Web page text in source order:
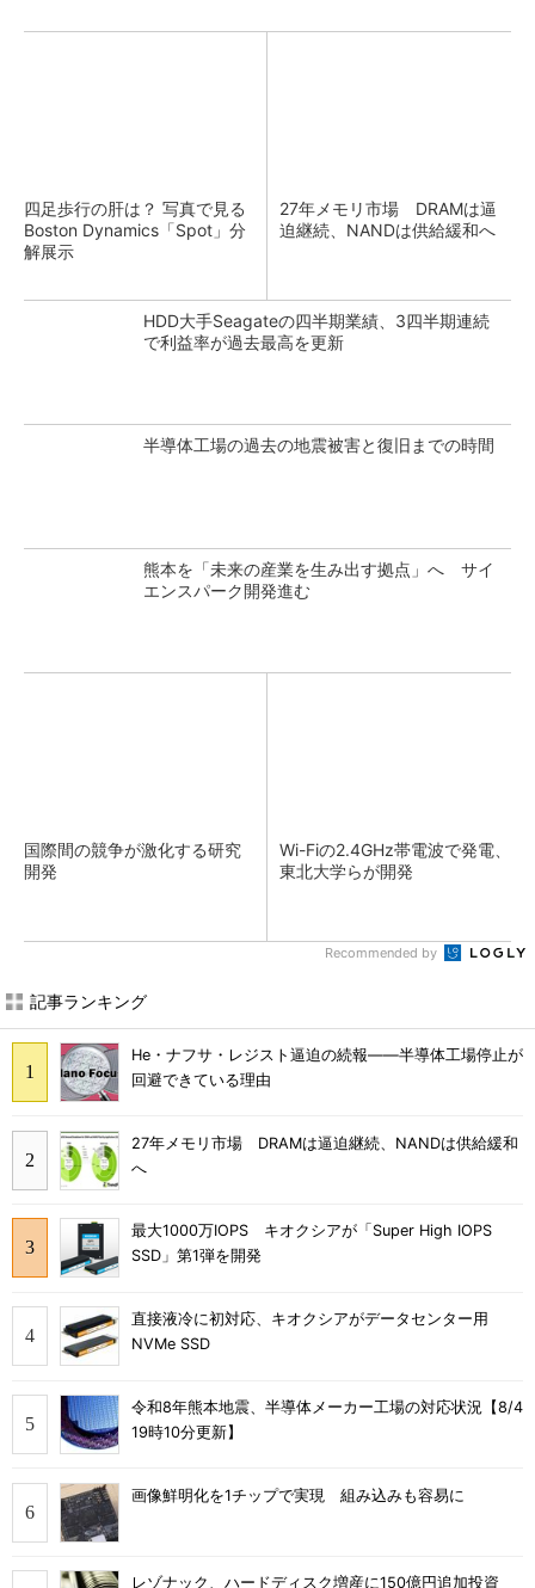
四足歩行の肝は？ 写真で見る
Boston Dynamics「Spot」分
解展示
27年メモリ市場 DRAMは逼
迫継続、NANDは供給緩和へ
HDD大手Seagateの四半期業績、3四半期連続
で利益率が過去最高を更新
半導体工場の過去の地震被害と復旧までの時間
熊本を「未来の産業を生み出す拠点」へ サイ
エンスパーク開発進む
国際間の競争が激化する研究
開発
Wi-Fiの2.4GHz帯電波で発電、
東北大学らが開発
Recommended by
記事ランキング
He・ナフサ・レジスト逼迫の続報――半導体工場停止が
回避できている理由
27年メモリ市場 DRAMは逼迫継続、NANDは供給緩和
へ
最大1000万IOPS キオクシアが「Super High IOPS
SSD」第1弾を開発
直接液冷に初対応、キオクシアがデータセンター用
NVMe SSD
令和8年熊本地震、半導体メーカー工場の対応状況【8/4
19時10分更新】
画像鮮明化を1チップで実現 組み込みも容易に
レゾナック、ハードディスク増産に150億円追加投資